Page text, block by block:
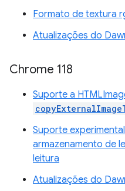
Formato de textura
Atualizações do
Chrome 118
Suporte a
Suporte
armazenamento de
leitura
Atualizações do